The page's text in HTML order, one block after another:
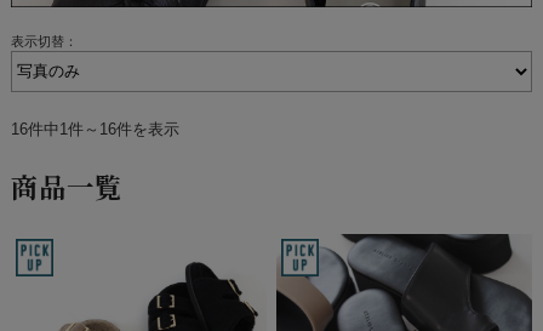
表示切替：
16件中1件～16件を表示
商品一覧